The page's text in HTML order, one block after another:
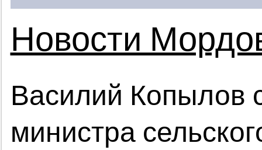
Новости
Василий Копылов
министра